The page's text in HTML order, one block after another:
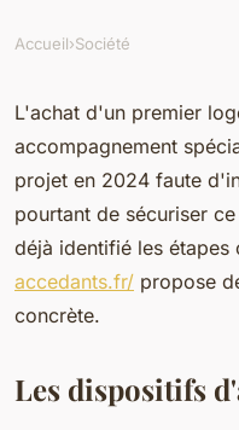
Accueil›Société
L'achat d'un premier
accompagnement
projet en 2024 faute
pourtant de sécuriser
déjà identifié les
accedants.fr/ propose
concrète.
Les dispositifs